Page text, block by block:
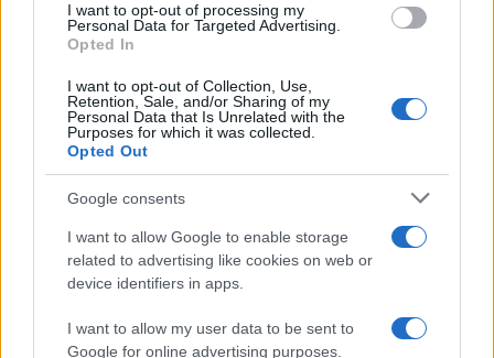
I want to opt-out of processing my
Personal Data for Targeted Advertising.
Opted In
I want to opt-out of Collection, Use,
Retention, Sale, and/or Sharing of my
Personal Data that Is Unrelated with the
Purposes for which it was collected.
Opted Out
Google consents
I want to allow Google to enable storage
related to advertising like cookies on web or
device identifiers in apps.
I want to allow my user data to be sent to
Google for online advertising purposes.
maledetto bisogno di azioni governative serie e
costruttive. I mini-bot
illegalitàe debito che si aggiunge al debito e
pensare di uscire dai debiti facendo altri debiti
equivale, come disse una volta Winston Churchill,
a mettere i piedi in un secchio e poi credere di
sollevare il secchio tirandolo per il manico. È la
solita scemenza del barone di Munchausen che
finito nelle sabbie mobili cercava di salvarsi
tirandosi il codino. Gli esempi e le metafore sono
chiari e, tuttavia, sono inadeguati perché